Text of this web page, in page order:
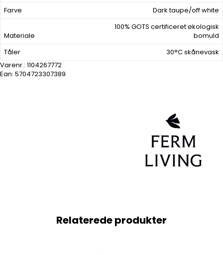
Farve
Dark taupe/off white
Materiale
100% GOTS certificeret økologisk
bomuld
Tåler
30°C skånevask
Varenr.: 1104267772
Ean: 5704723307389
Relaterede produkter